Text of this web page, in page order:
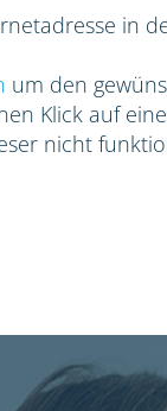
in
um den
Klick auf
nicht